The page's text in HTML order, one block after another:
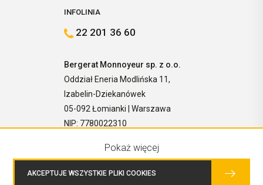
INFOLINIA
22 201 36 60
Bergerat Monnoyeur sp. z o.o.
Oddział Eneria Modlińska 11,
Izabelin-Dziekanówek
05-092 Łomianki | Warszawa
NIP: 7780022310
Pokaż więcej
AKCEPTUJE WSZYSTKIE PLIKI COOKIES